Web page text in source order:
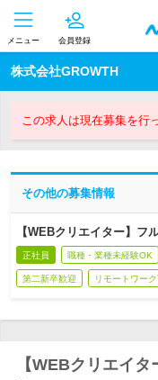
メニュー 会員登録
株式会社GROWTH
この求人は現在募集を行
その他の募集情報
【WEBクリエイター】フ
正社員 職種・業種未経験OK
第二新卒歓迎 リモートワー
【WEBクリエイ